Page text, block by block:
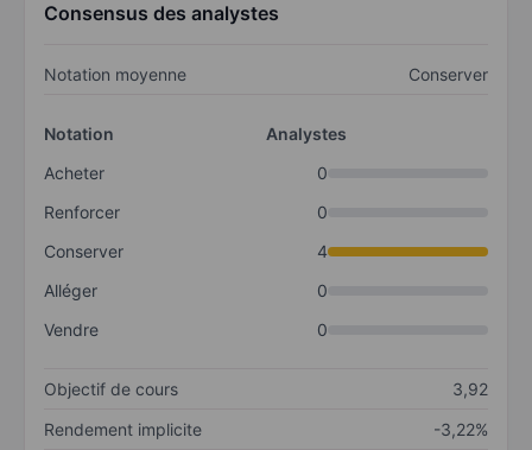
Consensus des analystes
Notation moyenne Conserver
Notation
Analystes
Acheter
0
Renforcer
0
Conserver
4
Alléger
0
Vendre
0
Objectif de cours
3,92
Rendement implicite
-3,22%